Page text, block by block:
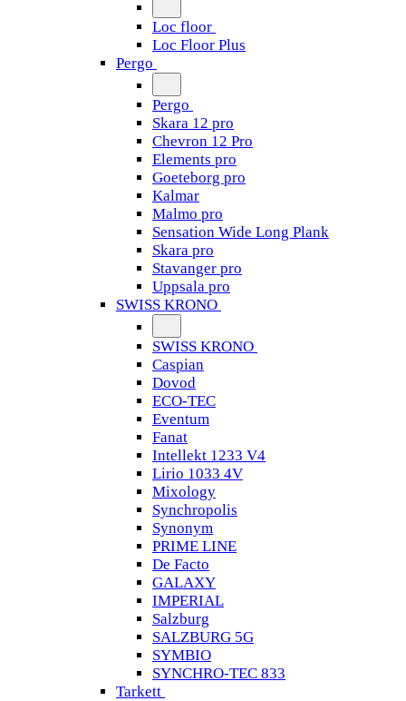
Loc floor
Loc Floor Plus
Pergo
Pergo
Skara 12 pro
Chevron 12 Pro
Elements pro
Goeteborg pro
Kalmar
Malmo pro
Sensation Wide Long Plank
Skara pro
Stavanger pro
Uppsala pro
SWISS KRONO
SWISS KRONO
Caspian
Dovod
ECO-TEC
Eventum
Fanat
Intellekt 1233 V4
Lirio 1033 4V
Mixology
Synchropolis
Synonym
PRIME LINE
De Facto
GALAXY
IMPERIAL
Salzburg
SALZBURG 5G
SYMBIO
SYNCHRO-TEC 833
Tarkett